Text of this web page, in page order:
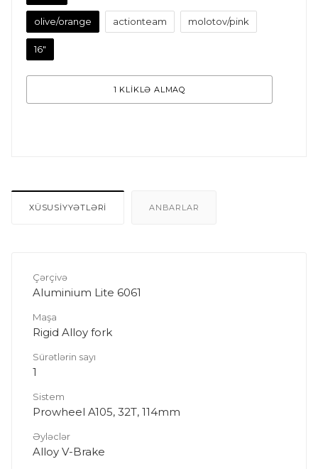
olive/orange actionteam molotov/pink
16"
1 KLİKLƏ ALMAQ
XÜSUSİYYƏTLƏRİ ANBARLAR
Çərçivə
Aluminium Lite 6061
Maşa
Rigid Alloy fork
Sürətlərin sayı
1
Sistem
Prowheel A105, 32T, 114mm
Əyləclər
Alloy V-Brake